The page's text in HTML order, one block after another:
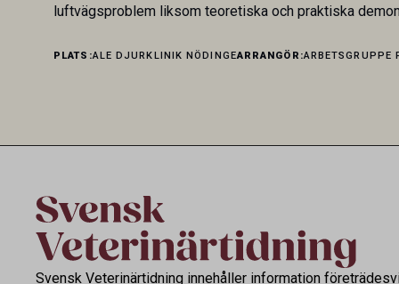
luftvägsproblem liksom teoretiska och praktiska
PLATS:ALE DJURKLINIK NÖDINGEARRANGÖR:ARBETSGRUPPE
Svensk Veterinärtidning innehåller information